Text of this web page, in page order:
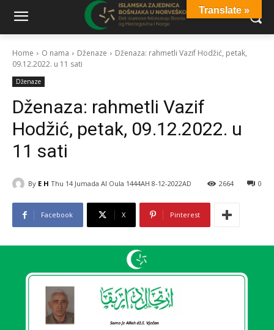
Home O nama Dženaze
Dženaza: rahmetli Vazif Hodžić, petak,
09.12.2022. u 11 sati
Dženaze
Dženaza: rahmetli Vazif
Hodžić, petak, 09.12.2022. u
11 sati
By E H Thu 14 Jumada Al Oula 1444AH 8-12-2022AD 0
2664
Facebook X Pinterest
Translate »